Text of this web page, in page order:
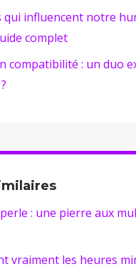
qui influencent notre
complet
compatibilité : un duo
: une pierre aux
vraiment les heures